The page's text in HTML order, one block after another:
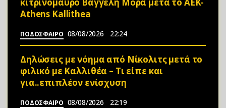
Athens Kallithea
ΠΟΔΟΣΦΑΙΡΟ 08/08/2026 22:24
Δηλώσεις με νόημα από Νίκολιτς μετά το
φιλικό με Καλλιθέα – Τι είπε και
για..επιπλέον ενίσχυση
ΠΟΔΟΣΦΑΙΡΟ 08/08/2026 22:19